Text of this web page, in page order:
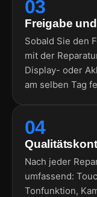
03
Freigabe
Sobald Sie den
mit der
Display- oder
am selben Tag
04
Nach jeder
umfassend:
Tonfunktion,